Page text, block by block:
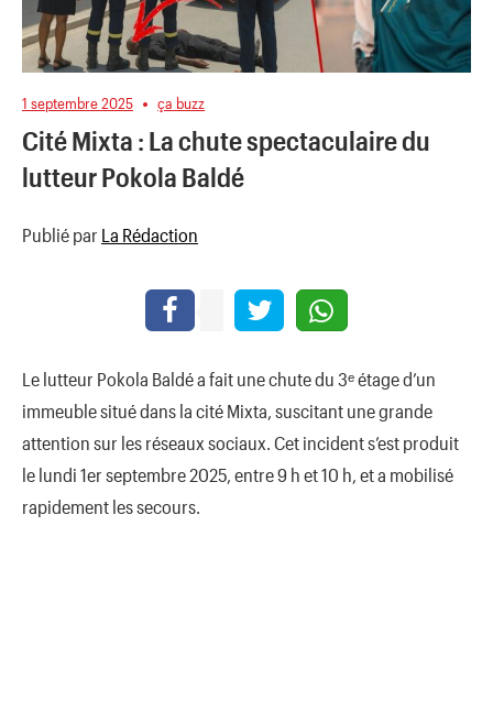
1 septembre 2025 ça buzz
Cité Mixta : La chute spectaculaire du
lutteur Pokola Baldé
Publié par La Rédaction
Le lutteur Pokola Baldé a fait une chute du 3ᵉ étage d’un
immeuble situé dans la cité Mixta, suscitant une grande
attention sur les réseaux sociaux. Cet incident s’est produit
le lundi 1er septembre 2025, entre 9 h et 10 h, et a mobilisé
rapidement les secours.